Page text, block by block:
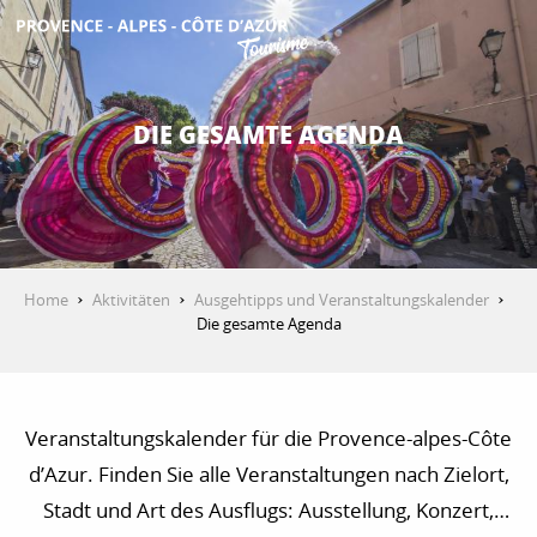
Aller
contenu
principal
ENTDECKEN
AKTIVITÄTEN
AUFENTHALT
DIE GESAMTE AGENDA
Home Aktivitäten
Ausgehtipps und Veranstaltungskalender
Die gesamte Agenda
Veranstaltungskalender für die Provence-alpes-Côte
d’Azur. Finden Sie alle Veranstaltungen nach Zielort,
Stadt und Art des Ausflugs: Ausstellung, Konzert,